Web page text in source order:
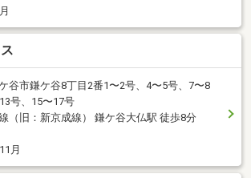
谷市鎌ケ谷8丁目2番1〜2号、4〜5号、7〜8
号、15〜17号
（旧：新京成線） 鎌ケ谷大仏駅 徒歩8分
月